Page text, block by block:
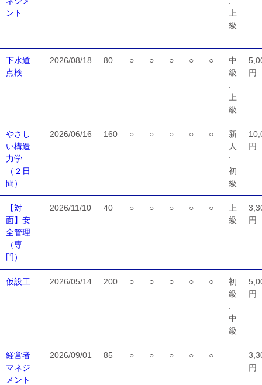
ント
上
級
下水道
点検
2026/08/18 80 ○ ○ ○ ○ ○
中
級
:
上
級
円
やさし
い構造
力学
（２日
間）
2026/06/16 160 ○ ○ ○ ○ ○
新
人
:
初
級
円
【対
面】安
全管理
（専
門）
2026/11/10 40 ○ ○ ○ ○ ○
上
級
円
仮設工 2026/05/14 200 ○ ○ ○ ○ ○
初
級
:
中
級
円
経営者
マネジ
メント
2026/09/01 85 ○ ○ ○ ○ ○
円